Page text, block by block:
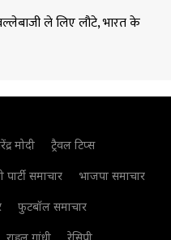
ले लिए लौटे, भारत के
मोदी
ट्रैवल टिप्स
समाचार
भाजपा समाचार
फुटबॉल समाचार